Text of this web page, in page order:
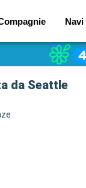
Navi
da Seattle